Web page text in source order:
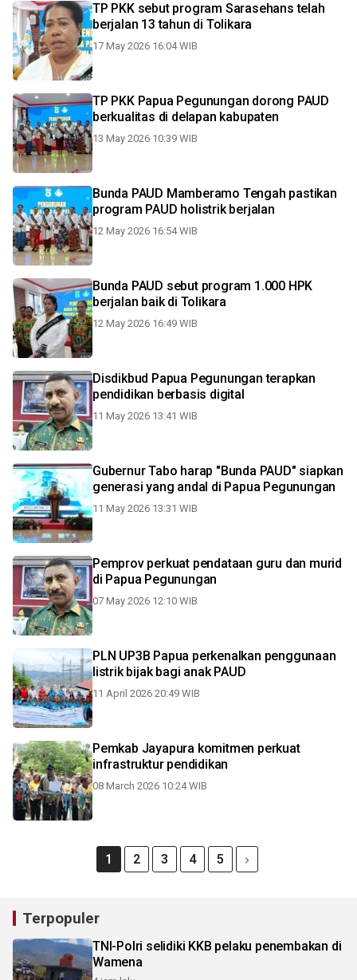
TP PKK sebut program Sarasehans telah
berjalan 13 tahun di Tolikara
17 May 2026 16:04 WIB
TP PKK Papua Pegunungan dorong PAUD
berkualitas di delapan kabupaten
13 May 2026 10:39 WIB
Bunda PAUD Mamberamo Tengah pastikan
program PAUD holistrik berjalan
12 May 2026 16:54 WIB
Bunda PAUD sebut program 1.000 HPK
berjalan baik di Tolikara
12 May 2026 16:49 WIB
Disdikbud Papua Pegunungan terapkan
pendidikan berbasis digital
11 May 2026 13:41 WIB
Gubernur Tabo harap "Bunda PAUD" siapkan
generasi yang andal di Papua Pegunungan
11 May 2026 13:31 WIB
Pemprov perkuat pendataan guru dan murid
di Papua Pegunungan
07 May 2026 12:10 WIB
PLN UP3B Papua perkenalkan penggunaan
listrik bijak bagi anak PAUD
11 April 2026 20:49 WIB
Pemkab Jayapura komitmen perkuat
infrastruktur pendidikan
08 March 2026 10:24 WIB
1 2 3 4 5
Terpopuler
TNI-Polri selidiki KKB pelaku penembakan di
Wamena